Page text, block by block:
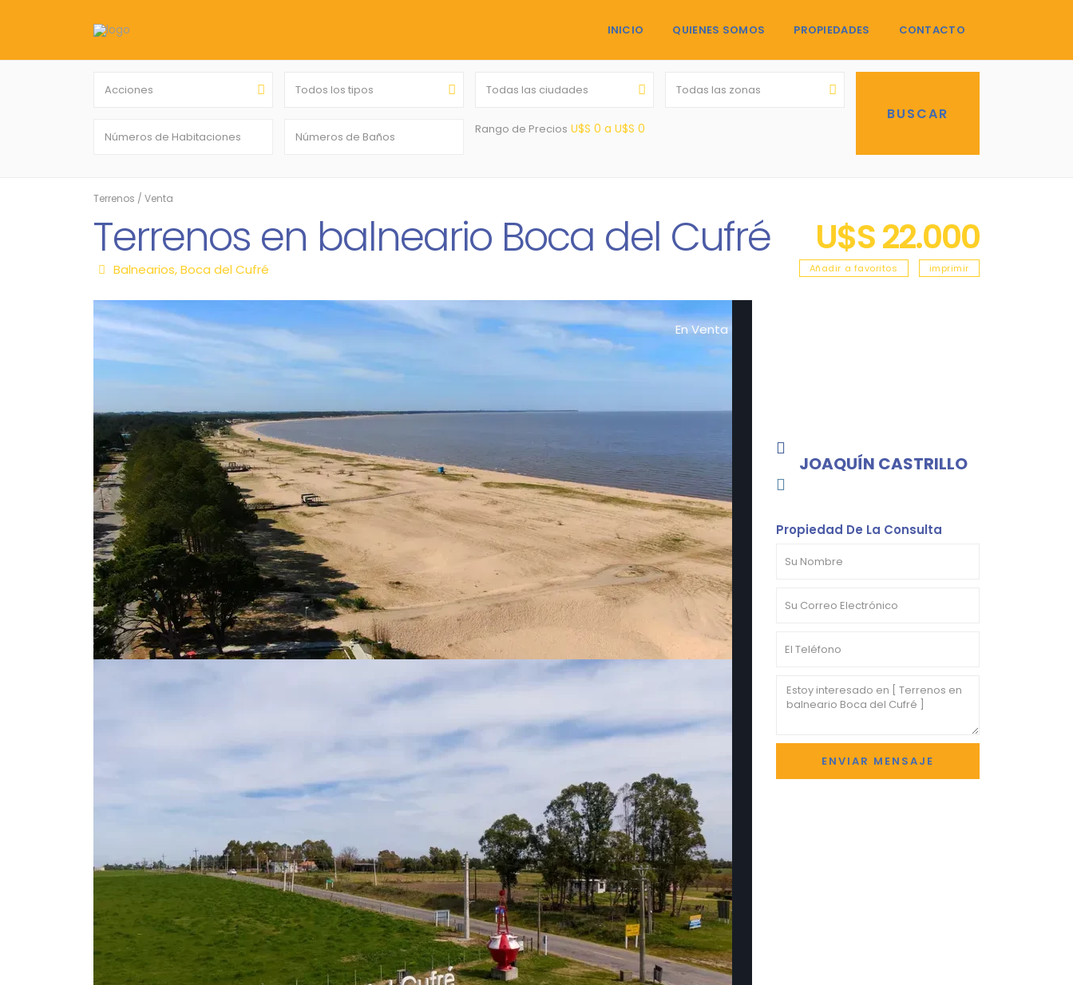
INICIO QUIENES SOMOS PROPIEDADES CONTACTO
Acciones Todos los tipos Todas las ciudades Todas las zonas
Rango de Precios U$S 0 a U$S 0
Terrenos / Venta
Terrenos en balneario Boca del Cufré U$S 22.000
Balnearios,Boca del Cufré Añadir a favoritos imprimir
En Venta
JOAQUÍN CASTRILLO
Propiedad De La Consulta